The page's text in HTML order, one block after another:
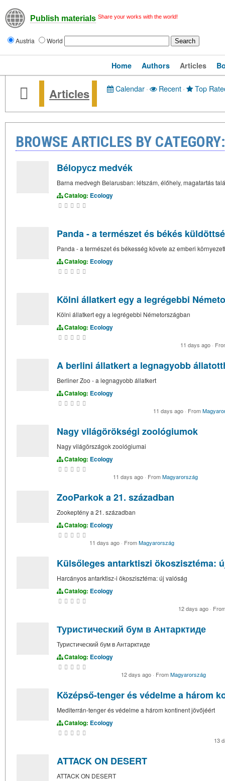
Publish materials Share your works with the world!
Austria World
Home Authors Articles
Articles Calendar· Recent· Top
BROWSE ARTICLES BY
Bélорусz medvék
Barna medvegh Belarusban: létszám, élőhely, magatartás
Catalog: Ecology
Panda - a természet és békés
Panda - a természet és békesség követe az emberi
Catalog: Ecology
Kölni állatkert egy a legrégebbi
Kölni állatkert egy a legrégebbi Németországban
Catalog: Ecology
11 days ago ·
A berlini állatkert a legnagyobb
Berliner Zoo - a legnagyobb állatkert
Catalog: Ecology
11 days ago · From
Nagy világörökségi zoológiumok
Nagy világörszágok zoológiumai
Catalog: Ecology
11 days ago · FromMagyarország
ZooParkok a 21. században
Zookeptény a 21. században
Catalog: Ecology
11 days ago · FromMagyarország
Külsőleges antarktiszi ökoszisztéma:
Harcányos antarktisz-i ökoszisztéma: új valóság
Catalog: Ecology
12 days ago ·
Туристический бум в Антарктиде
Туристический бум в Антарктиде
Catalog: Ecology
12 days ago · FromMagyarország
Középső-tenger és védelme a három
Mediterrán-tenger és védelme a három kontinent jövőjéért
Catalog: Ecology
13
ATTACK ON DESERT
ATTACK ON DESERT